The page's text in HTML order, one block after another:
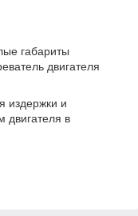
габариты
двигателя
издержки и
двигателя в